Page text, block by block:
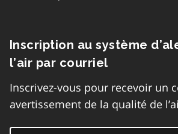
Inscription au système
l’air par courriel
Inscrivez-vous pour recevoir un
avertissement de la qualité de